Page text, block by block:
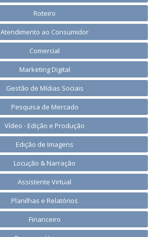
Roteiro
Atendimento ao Consumidor
Comercial
Marketing Digital
Gestão de Mídias Sociais
Pesquisa de Mercado
Vídeo - Edição e Produção
Edição de Imagens
Locução & Narração
Assistente Virtual
Planilhas e Relatórios
Financeiro